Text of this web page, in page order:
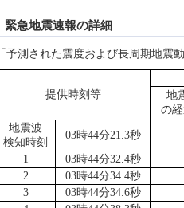
緊急地震速報の詳細
「予測された震度および長周期地
提供時刻等
地
の経
地震波
検知時刻
03時44分21.3秒
1
03時44分32.4秒
2
03時44分34.4秒
3
03時44分34.6秒